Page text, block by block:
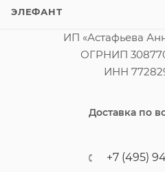
ЭЛЕФАНТ
ИП «Астафьева
ОГРНИП
ИНН
Доставка по
+7 (495)